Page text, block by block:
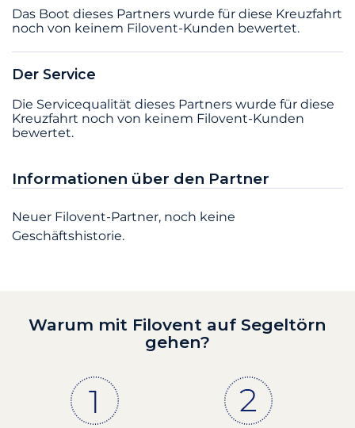
Das Boot dieses Partners wurde für diese Kreuzfahrt
noch von keinem Filovent-Kunden bewertet.
Der Service
Die Servicequalität dieses Partners wurde für diese
Kreuzfahrt noch von keinem Filovent-Kunden
bewertet.
Informationen über den Partner
Neuer Filovent-Partner, noch keine
Geschäftshistorie.
Warum mit Filovent auf Segeltörn
gehen?